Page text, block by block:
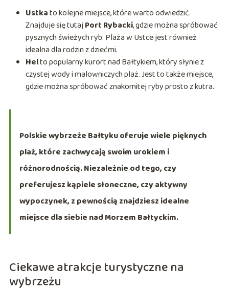
Ustkato kolejne miejsce, które warto odwiedzić.
Znajduje się tutajPort Rybacki, gdzie można spróbować
pysznych świeżych ryb. Plaża w Ustce jest również
idealna dla rodzin z dziećmi.
Helto popularny kurort nad Bałtykiem, który słynie z
czystej wody i malowniczych plaż. Jest to także miejsce,
gdzie można spróbować znakomitej ryby prosto z kutra.
Polskie wybrzeże Bałtyku oferuje wiele pięknych
plaż, które zachwycają swoim urokiem i
różnorodnością. Niezależnie od tego, czy
preferujesz kąpiele słoneczne, czy aktywny
wypoczynek, z pewnością znajdziesz idealne
miejsce dla siebie nad Morzem Bałtyckim.
Ciekawe atrakcje turystyczne na
wybrzeżu